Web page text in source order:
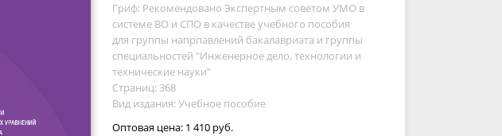
Гриф: Рекомендовано Экспертным советом УМО в
системе ВО и СПО в качестве учебного пособия
для группы напрпавлений бакалавриата и группы
специальностей "Инженерное дело, технологии и
технические науки"
Страниц: 368
Вид издания: Учебное пособие
Оптовая цена: 1 410 руб.